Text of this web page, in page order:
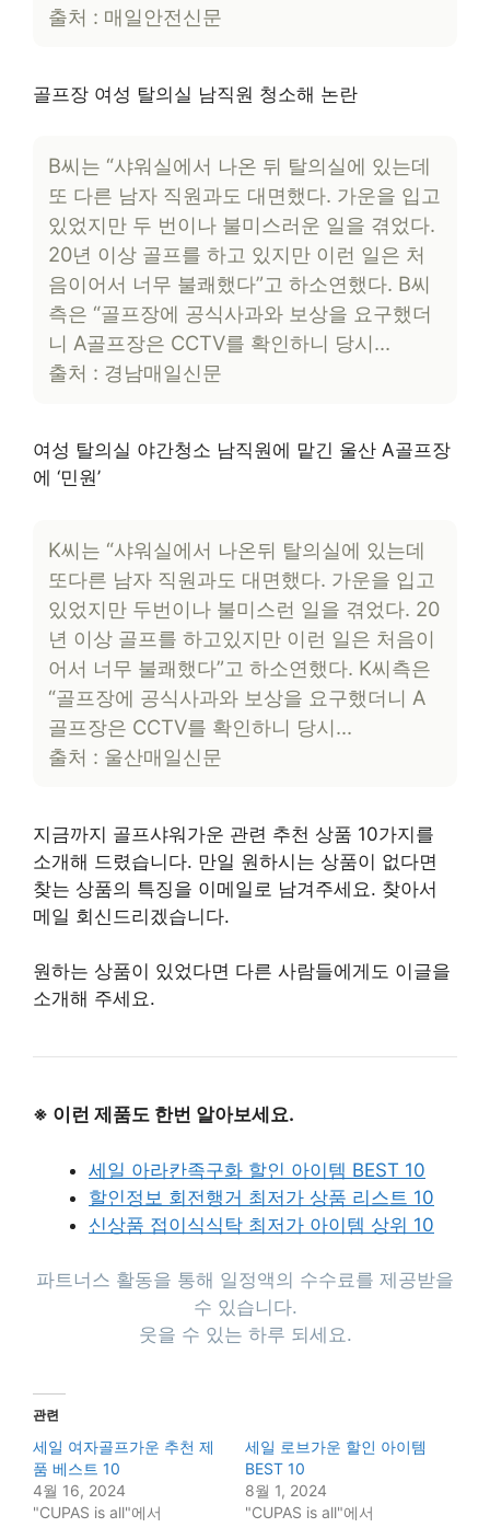
출처 : 매일안전신문
골프장 여성 탈의실 남직원 청소해 논란
B씨는 “샤워실에서 나온 뒤 탈의실에 있는데
또 다른 남자 직원과도 대면했다. 가운을 입고
있었지만 두 번이나 불미스러운 일을 겪었다.
20년 이상 골프를 하고 있지만 이런 일은 처
음이어서 너무 불쾌했다”고 하소연했다. B씨
측은 “골프장에 공식사과와 보상을 요구했더
니 A골프장은 CCTV를 확인하니 당시…
출처 : 경남매일신문
여성 탈의실 야간청소 남직원에 맡긴 울산 A골프장
에 ‘민원’
K씨는 “샤워실에서 나온뒤 탈의실에 있는데
또다른 남자 직원과도 대면했다. 가운을 입고
있었지만 두번이나 불미스런 일을 겪었다. 20
년 이상 골프를 하고있지만 이런 일은 처음이
어서 너무 불쾌했다”고 하소연했다. K씨측은
“골프장에 공식사과와 보상을 요구했더니 A
골프장은 CCTV를 확인하니 당시…
출처 : 울산매일신문
지금까지 골프샤워가운 관련 추천 상품 10가지를
소개해 드렸습니다. 만일 원하시는 상품이 없다면
찾는 상품의 특징을 이메일로 남겨주세요. 찾아서
메일 회신드리겠습니다.
원하는 상품이 있었다면 다른 사람들에게도 이글을
소개해 주세요.
※ 이런 제품도 한번 알아보세요.
세일 아라칸족구화 할인 아이템 BEST 10
할인정보 회전행거 최저가 상품 리스트 10
신상품 접이식식탁 최저가 아이템 상위 10
파트너스 활동을 통해 일정액의 수수료를 제공받을
수 있습니다.
웃을 수 있는 하루 되세요.
관련
세일 여자골프가운 추천 제
품 베스트 10
4월 16, 2024
"CUPAS is all"에서
세일 로브가운 할인 아이템
BEST 10
8월 1, 2024
"CUPAS is all"에서